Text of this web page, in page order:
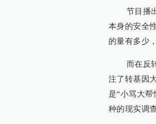
节目播出
本身的安全
的量有多少
而在反转
注了转基因
是“小骂大
种的现实调